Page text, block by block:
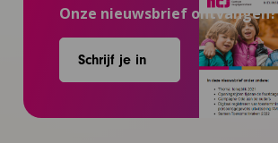
Onze nieuwsbrief ontvangen?
Schrijf je in